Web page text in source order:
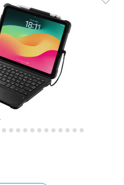
9 10 11 12 13 14 15 16 17 18 19 20